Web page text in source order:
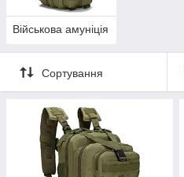
Військова амуніція
Сортування